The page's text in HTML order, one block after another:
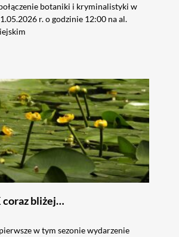
botaniki i kryminalistyki w
r. o godzinie 12:00 na al.
coraz bliżej…
w tym sezonie wydarzenie